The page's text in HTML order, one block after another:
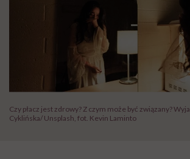
Czy płacz jest zdrowy? Z czym może być związany?
Cyklińska/ Unsplash, fot. Kevin Laminto